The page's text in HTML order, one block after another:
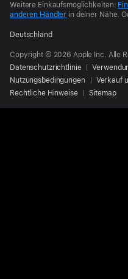
Weitere Einkaufsmöglichkeiten:
anderen Händler in deiner Nähe.
Deutschland
Copyright © 2026 Apple Inc. Alle
Datenschutzrichtlinie
Nutzungsbedingungen
Verkauf
Rechtliche Hinweise
Sitemap